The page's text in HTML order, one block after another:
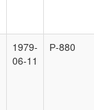
1979-
06-11
Р-880